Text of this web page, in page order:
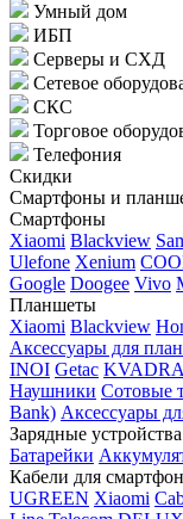
Умный дом
ИБП
Серверы и СХД
Сетевое
СКС
Торговое
Телефония
Скидки
Смартфоны и
Смартфоны
Xiaomi Blackview
Ulefone Xenium
Google Doogee Vivo
Планшеты
Xiaomi Blackview
Аксессуары для
INOI Getac KVADRA
Наушники Сотовые
Bank) Аксессуары
Зарядные устройства
Батарейки
Кабели для
UGREEN Xiaomi